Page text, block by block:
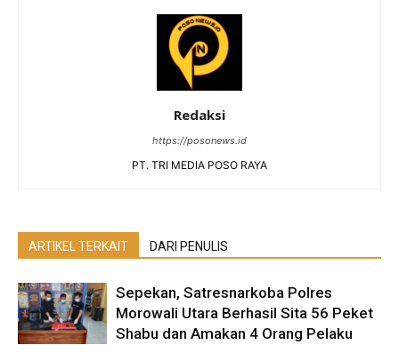
Redaksi
https://posonews.id
PT. TRI MEDIA POSO RAYA
ARTIKEL TERKAIT DARI PENULIS
Sepekan, Satresnarkoba Polres
Morowali Utara Berhasil Sita 56 Peket
Shabu dan Amakan 4 Orang Pelaku